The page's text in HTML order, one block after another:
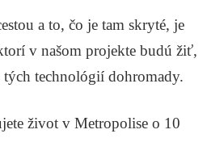
a to, čo je tam skryté, je
v našom projekte budú žiť,
technológií dohromady.
život v Metropolise o 10